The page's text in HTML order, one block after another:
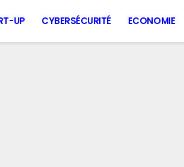
UP CYBERSÉCURITÉ ECONOMIE